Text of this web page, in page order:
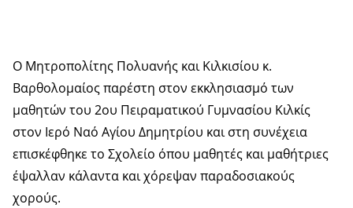
Ο Μητροπολίτης Πολυανής και Κιλκισίου κ.
Βαρθολομαίος παρέστη στον εκκλησιασμό των
μαθητών του 2ου Πειραματικού Γυμνασίου Κιλκίς
στον Ιερό Ναό Αγίου Δημητρίου και στη συνέχεια
επισκέφθηκε το Σχολείο όπου μαθητές και μαθήτριες
έψαλλαν κάλαντα και χόρεψαν παραδοσιακούς
χορούς.